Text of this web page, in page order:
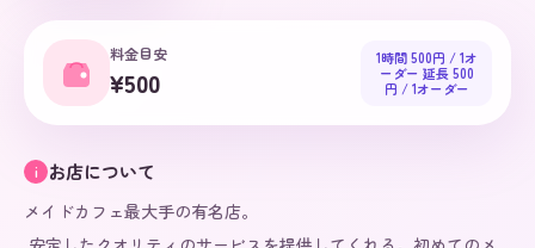
料金目安
¥500
1時間 500円 / 1オ
ーダー 延長 500
円 / 1オーダー
i お店について
メイドカフェ最大手の有名店。